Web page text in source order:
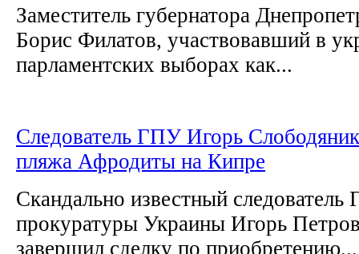
Заместитель губернатора
Борис Филатов, участвовавший в
парламентских выборах как...
Следователь ГПУ Игорь
пляжа Афродиты на Кипре
Скандально известный следователь
прокуратуры Украины Игорь
завершил сделку по приобретению...